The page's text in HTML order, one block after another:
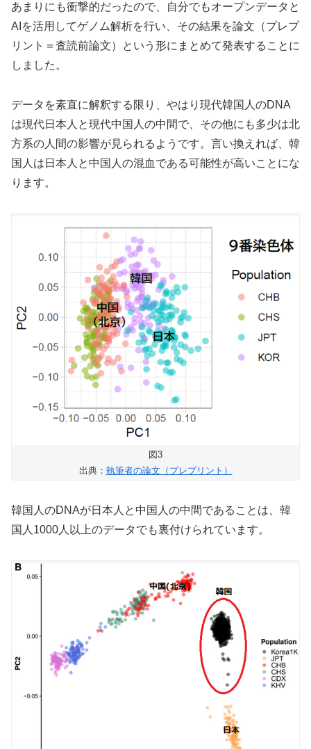
あまりにも衝撃的だったので、自分でもオープンデータと
AIを活用してゲノム解析を行い、その結果を論文（プレプ
リント＝査読前論文）という形にまとめて発表することに
しました。
データを素直に解釈する限り、やはり現代韓国人のDNA
は現代日本人と現代中国人の中間で、その他にも多少は北
方系の人間の影響が見られるようです。言い換えれば、韓
国人は日本人と中国人の混血である可能性が高いことにな
ります。
図3
出典： 執筆者の論文（プレプリント）
韓国人のDNAが日本人と中国人の中間であることは、韓
国人1000人以上のデータでも裏付けられています。